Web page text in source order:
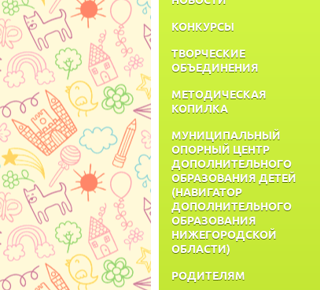
КОНКУРСЫ
ТВОРЧЕСКИЕ
ОБЪЕДИНЕНИЯ
МЕТОДИЧЕСКАЯ
КОПИЛКА
МУНИЦИПАЛЬНЫЙ
ОПОРНЫЙ ЦЕНТР
ДОПОЛНИТЕЛЬНОГО
ОБРАЗОВАНИЯ ДЕТЕЙ
(НАВИГАТОР
ДОПОЛНИТЕЛЬНОГО
ОБРАЗОВАНИЯ
НИЖЕГОРОДСКОЙ
ОБЛАСТИ)
РОДИТЕЛЯМ